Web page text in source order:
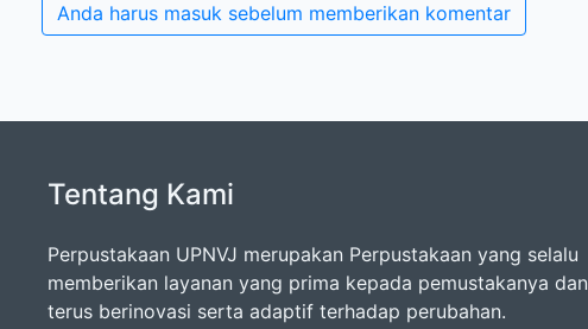
Anda harus masuk sebelum memberikan komentar
Tentang Kami
Perpustakaan UPNVJ merupakan Perpustakaan yang selalu
memberikan layanan yang prima kepada pemustakanya dan
terus berinovasi serta adaptif terhadap perubahan.